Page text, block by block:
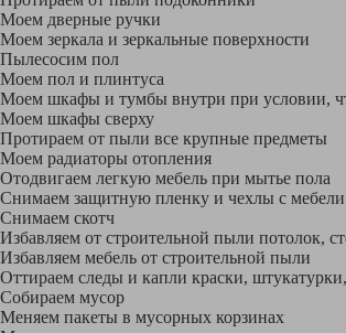
Моем дверные ручки
Моем зеркала и зеркальные поверхности
Пылесосим пол
Моем пол и плинтуса
Моем шкафы и тумбы внутри при условии,
Моем шкафы сверху
Протираем от пыли все крупные предметы
Моем радиаторы отопления
Отодвигаем легкую мебель при мытье пола
Снимаем защитную пленку и чехлы с мебели
Снимаем скотч
Избавляем от строительной пыли потолок,
Избавляем мебель от строительной пыли
Оттираем следы и капли краски,
Собираем мусор
Меняем пакеты в мусорных корзинах